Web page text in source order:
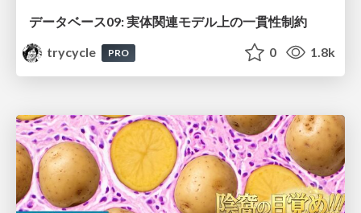
データベース09: 実体関連モデル上の一貫性制約
trycycle
PRO 0 1.8k